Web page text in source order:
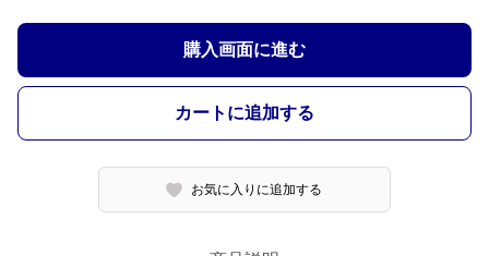
購入画面に進む
カートに追加する
お気に入りに追加する